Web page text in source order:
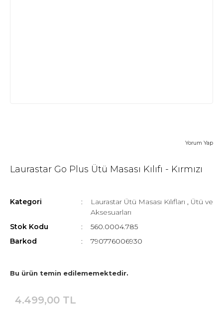
Yorum Yap
Laurastar Go Plus Ütü Masası Kılıfı - Kırmızı
Kategori Laurastar Ütü Masası Kılıfları , Ütü ve
Aksesuarları
Stok Kodu
560.0004.785
Barkod
790776006930
4.499,00 TL
Bu ürün temin edilememektedir.